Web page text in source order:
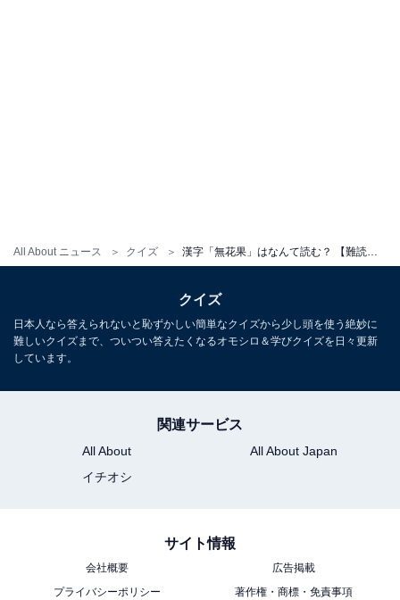
All About ニュース クイズ
・
【脳トレ】この漢字はなんて読む？ 「家鴨」【難読漢字
クイズ
日本人なら答えられないと恥ずかしい簡単なクイズから少し頭を使う絶妙に
難しいクイズまで、ついつい答えたくなるオモシロ＆学びクイズを日々更新
しています。
関連サービス
All About
All About Japan
イチオシ
サイト情報
会社概要
広告掲載
プライバシーポリシー
著作権・商標・免責事項